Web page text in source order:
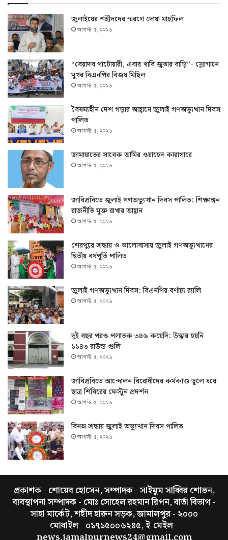
জুলাইয়ের শহীদদের স্মরণে দোয়া মাহফিল
আগস্ট ৫, ২০২৬
“বেয়াদব পাটোয়ারী, এবার খাবি জুতার বাড়ি”- স্লোগানে
মুখর বিএনপির বিজয় মিছিল
আগস্ট ৫, ২০২৬
বৈষম্যহীন দেশ গড়ার আহ্বানে জুলাই গণঅভ্যুত্থান দিবস
পালিত
আগস্ট ৫, ২০২৬
জামায়াতের সাবেক আমির ওয়াহেদ কারাগারে
আগস্ট ৫, ২০২৬
জাবিপ্রবিতে জুলাই গণঅভ্যুত্থান দিবস পালিত: শিক্ষাঙ্গন
রাজনীতি মুক্ত রাখার আহ্বান
আগস্ট ৫, ২০২৬
শেরপুরে শ্রদ্ধায় ও ভালোবাসায় জুলাই গণঅভ্যুত্থানের
দ্বিতীয় বর্ষপূর্তি পালিত
আগস্ট ৫, ২০২৬
জুলাই গণঅভ্যুত্থান দিবস: বিএনপির বর্ণাঢ্য র‍্যালি
আগস্ট ৫, ২০২৬
দুই বছর পরও পলাতক ৩৪৬ কয়েদি: উদ্ধার হয়নি
১১৪৩ রাউন্ড গুলি
আগস্ট ৫, ২০২৬
জাবিপ্রবিতে আন্দোলন বিরোধীদের কর্মকাণ্ড তুলে ধরে
ছাত্র শিবিরের ফেস্টুন প্রদর্শন
আগস্ট ৫, ২০২৬
বিনম্র শ্রদ্ধায় জুলাই অভ্যুত্থান দিবস পালিত
আগস্ট ৫, ২০২৬
প্রকাশক - শোয়েব হোসেন, সম্পাদক - সাইমুম সাব্বির শোভন,
ব্যবস্থাপনা সম্পাদক - মোঃ সোহেল রহমান রিপন, বার্তা বিভাগ -
সাহা মার্কেট, শহীদ হারুন সড়ক, জামালপুর - ২০০০
মোবাইল - ০১৭১৫০০৬২৪৫, ই-মেইল -